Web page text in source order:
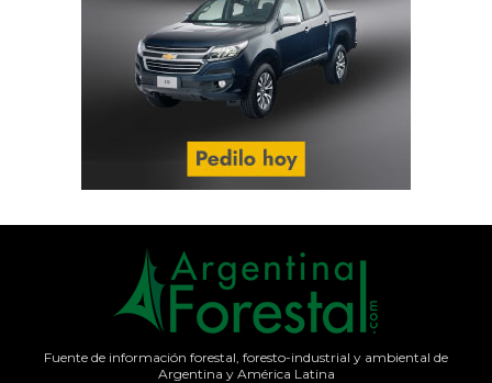
Fuente de información forestal, foresto-industrial y ambiental de
Argentina y América Latina